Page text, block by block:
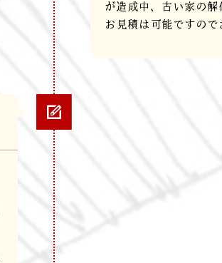
が造成中、古い家の解
お見積は可能ですので